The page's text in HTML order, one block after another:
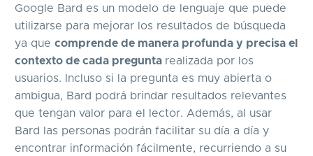
Google Bard es un modelo de lenguaje que puede
utilizarse para mejorar los resultados de búsqueda
ya que comprende de manera profunda y precisa el
contexto de cada pregunta realizada por los
usuarios. Incluso si la pregunta es muy abierta o
ambigua, Bard podrá brindar resultados relevantes
que tengan valor para el lector. Además, al usar
Bard las personas podrán facilitar su día a día y
encontrar información fácilmente, recurriendo a su